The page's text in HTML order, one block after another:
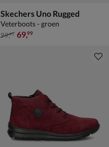
Skechers Uno Rugged
Veterboots - groen
van € 99,99 voor € 69,99
99,99 69,99